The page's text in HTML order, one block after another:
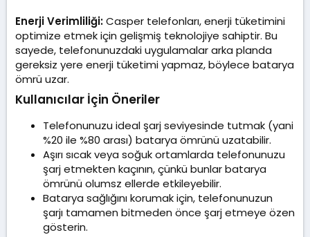
Enerji Verimliliği:Casper telefonları, enerji tüketimini
optimize etmek için gelişmiş teknolojiye sahiptir. Bu
sayede, telefonunuzdaki uygulamalar arka planda
gereksiz yere enerji tüketimi yapmaz, böylece batarya
ömrü uzar.
Kullanıcılar İçin Öneriler​
Telefonunuzu ideal şarj seviyesinde tutmak (yani
%20 ile %80 arası) batarya ömrünü uzatabilir.
Aşırı sıcak veya soğuk ortamlarda telefonunuzu
şarj etmekten kaçının, çünkü bunlar batarya
ömrünü olumsz ellerde etkileyebilir.
Batarya sağlığını korumak için, telefonunuzun
şarjı tamamen bitmeden önce şarj etmeye özen
gösterin.